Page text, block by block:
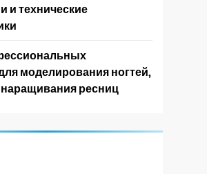
и технические
моделирования ногтей,
ресниц